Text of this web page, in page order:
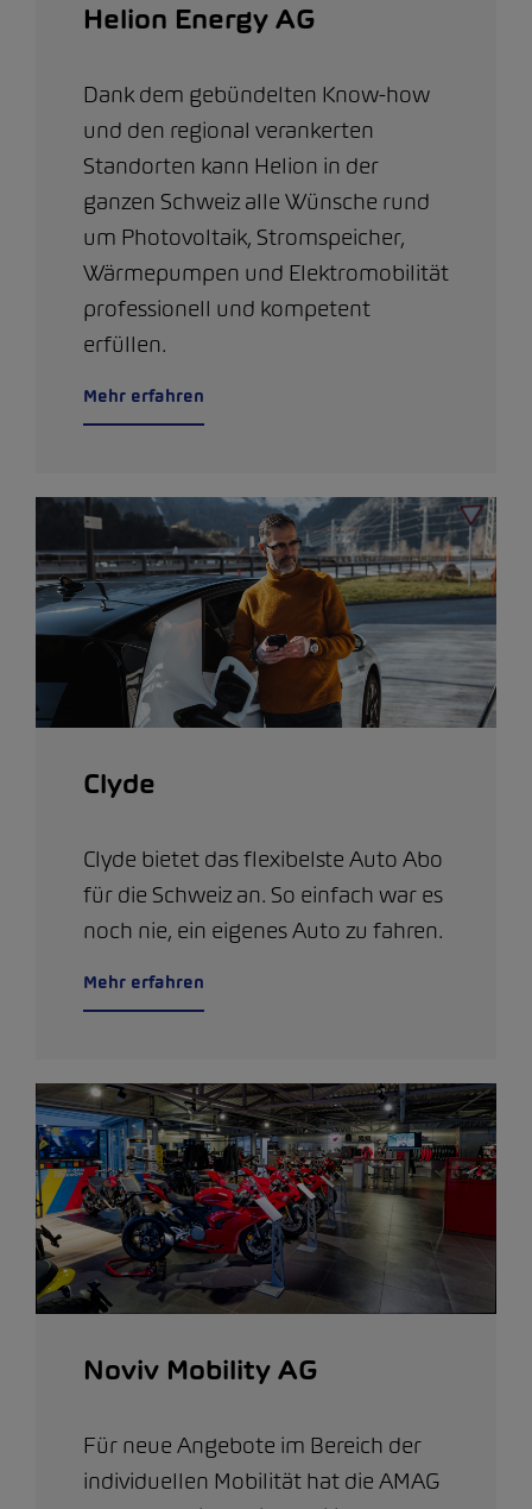
Helion Energy AG
Dank dem gebündelten Know-how
und den regional verankerten
Standorten kann Helion in der
ganzen Schweiz alle Wünsche rund
um Photovoltaik, Stromspeicher,
Wärmepumpen und Elektromobilität
professionell und kompetent
erfüllen.
Mehr erfahren
Clyde
Clyde bietet das flexibelste Auto Abo
für die Schweiz an. So einfach war es
noch nie, ein eigenes Auto zu fahren.
Mehr erfahren
Noviv Mobility AG
Für neue Angebote im Bereich der
individuellen Mobilität hat die AMAG